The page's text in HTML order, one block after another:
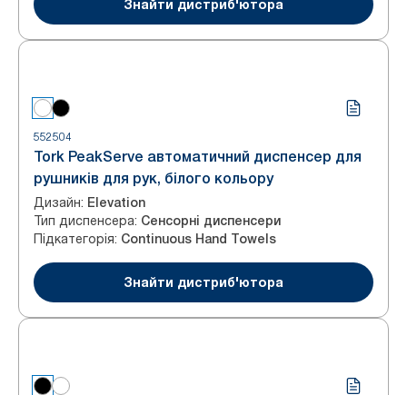
Знайти дистриб'ютора
552504
Tork PeakServe автоматичний диспенсер для
рушників для рук, білого кольору
Дизайн: Elevation
Тип диспенсера: Сенсорні диспенсери
Підкатегорія: Continuous Hand Towels
Знайти дистриб'ютора